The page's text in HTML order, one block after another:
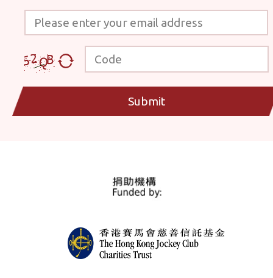
Please enter your email address
Code
Submit